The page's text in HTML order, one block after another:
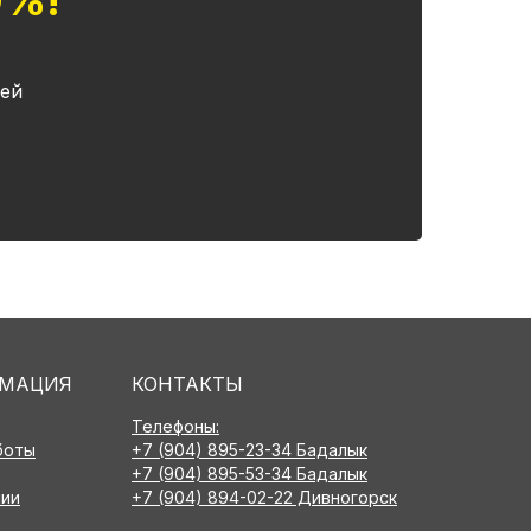
КОНТАКТЫ
Телефоны:
+7 (904) 895-23-34 Бадалык
+7 (904) 895-53-34 Бадалык
+7 (904) 894-02-22 Дивногорск